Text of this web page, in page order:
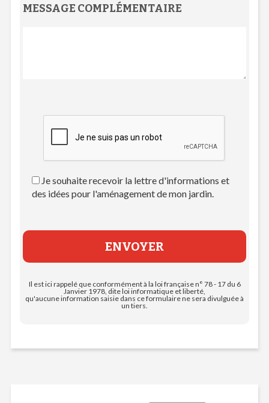
MESSAGE COMPLÉMENTAIRE
Je souhaite recevoir la lettre d'informations et
des idées pour l'aménagement de mon jardin.
Il est ici rappelé que conformément à la loi française n° 78 - 17 du 6
Janvier 1978, dite loi informatique et liberté,
qu'aucune information saisie dans ce formulaire ne sera divulguée à
un tiers.